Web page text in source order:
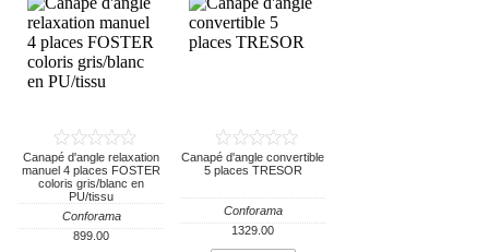
Canapé d'angle relaxation
manuel 4 places FOSTER
coloris gris/blanc en
PU/tissu
Conforama
899.00
Canapé d'angle convertible
5 places TRESOR
Conforama
1329.00